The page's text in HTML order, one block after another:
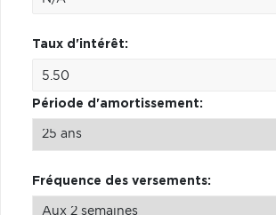
Taux d'intérêt:
Période d'amortissement:
Fréquence des versements: